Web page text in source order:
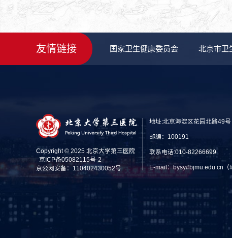
友情链接 国家卫生健康委员会 北京市卫
Copyright © 2025 北京大学第三医院
京ICP备05082115号-2
京公网安备：110402430052号
地址:北京海淀区花园北路49号
邮编：100191
联系电话:010-82266699
E-mail：bysy#bjmu.edu.cn（